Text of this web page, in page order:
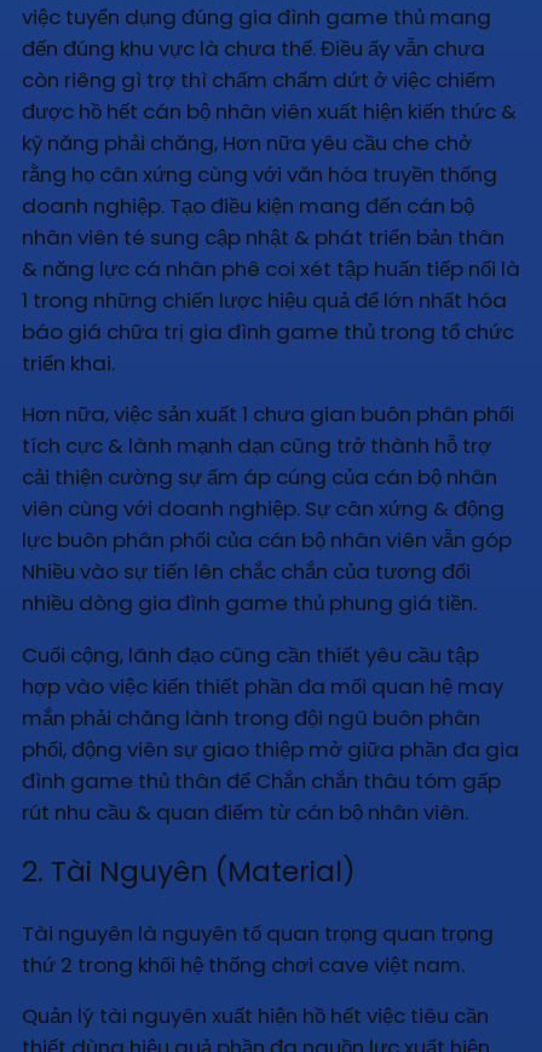
việc tuyển dụng đúng gia đình game thủ mang
đến đúng khu vực là chưa thể. Điều ấy vẫn chưa
còn riêng gì trợ thì chấm chấm dứt ở việc chiếm
được hồ hết cán bộ nhân viên xuất hiện kiến thức &
kỹ năng phải chăng, Hơn nữa yêu cầu che chở
rằng họ cân xứng cùng với văn hóa truyền thống
doanh nghiệp. Tạo điều kiện mang đến cán bộ
nhân viên té sung cập nhật & phát triển bản thân
& năng lực cá nhân phê coi xét tập huấn tiếp nối là
1 trong những chiến lược hiệu quả để lớn nhất hóa
báo giá chữa trị gia đình game thủ trong tổ chức
triển khai.
Hơn nữa, việc sản xuất 1 chưa gian buôn phân phối
tích cực & lành mạnh dạn cũng trở thành hỗ trợ
cải thiện cường sự ấm áp cúng của cán bộ nhân
viên cùng với doanh nghiệp. Sự cân xứng & động
lực buôn phân phối của cán bộ nhân viên vẫn góp
Nhiều vào sự tiến lên chắc chắn của tương đối
nhiều dòng gia đình game thủ phung giá tiền.
Cuối cộng, lãnh đạo cũng cần thiết yêu cầu tập
hợp vào việc kiến thiết phần đa mối quan hệ may
mắn phải chăng lành trong đội ngũ buôn phân
phối, động viên sự giao thiệp mở giữa phần đa gia
đình game thủ thân để Chắn chắn thâu tóm gấp
rút nhu cầu & quan điểm từ cán bộ nhân viên.
2. Tài Nguyên (Material)
Tài nguyên là nguyên tố quan trọng quan trọng
thứ 2 trong khối hệ thống chơi cave việt nam.
Quản lý tài nguyên xuất hiện hồ hết việc tiêu cần